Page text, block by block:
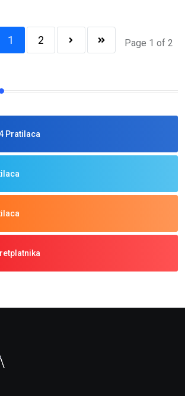
Page 1 of 2
1 2
Pratilaca